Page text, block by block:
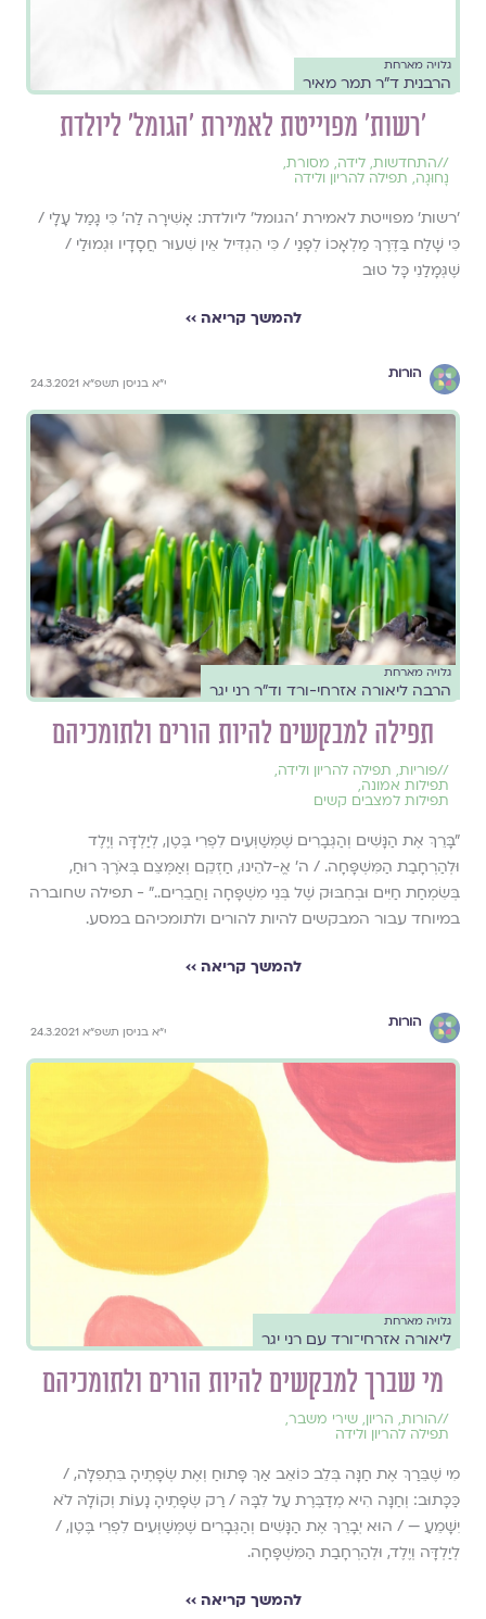
גלויה מארחת
הרבנית ד״ר תמר מאיר
'רשות' מפוייטת לאמירת 'הגומל' ליולדת
//התחדשות, לידה, מסורת,
נָחוּגָה, תפילה להריון ולידה
'רשות' מפוייטת לאמירת 'הגומל' ליולדת: אָשִׁירָה לַה' כִּי גָמַל עָלָי /
כִּי שָׁלַח בַּדֶּרֶךְ מַלְאָכוֹ לְפָנַי / כִּי הִגְדִּיל אֵין שִׁעוּר חֲסָדָיו וּגְמוּלַי /
שֶׁגְּמָלַנִי כָּל טוּב
להמשך קריאה ››
הורות
י"א בניסן תשפ"א 24.3.2021
גלויה מארחת
הרבה ליאורה אזרחי-ורד וד"ר רני יגר
תפילה למבקשים להיות הורים ולתומכיהם
//פוריות, תפילה להריון ולידה,
תפילות אמונה,
תפילות למצבים קשים
"בָּרֵךְ אֶת הַנָּשִׁים וְהַגְּבָרִים שֶׁמְּשַׁוְּעִים לִפְרִי בֶּטֶן, לְיַלְדָּה וְיֶלֶד
וּלְהַרְחָבַת הַמִּשְׁפָּחָה. / ה’ אֱ-לֹהֵינוּ, חַזְּקֵם וְאַמְּצֵם בְּאֹרֶךְ רוּחַ,
בְּשִׂמְחַת חַיִּים וּבְחִבּוּק שֶׁל בְּנֵי מִשְׁפָּחָה וַחֲבֵרִים.." - תפילה שחוברה
במיוחד עבור המבקשים להיות להורים ולתומכיהם במסע.
להמשך קריאה ››
הורות
י"א בניסן תשפ"א 24.3.2021
גלויה מארחת
ליאורה אזרחי־ורד עם רני יגר
מי שברך למבקשים להיות הורים ולתומכיהם
//הורות, הריון, שירי משבר,
תפילה להריון ולידה
מִי שֶׁבֵּרַךְ אֶת חַנָּה בְּלֵב כּוֹאֵב אַךְ פָּתוּחַ וְאֶת שְׂפָתֶיהָ בִּתְפִלָּה, /
כַּכָּתוּב: וְחַנָּה הִיא מְדַבֶּרֶת עַל לִבָּהּ / רַק שְׂפָתֶיהָ נָעוֹת וְקוֹלָהּ לֹא
יִשָּׁמֵעַ — / הוּא יְבָרֵךְ אֶת הַנָּשִׁים וְהַגְּבָרִים שֶׁמְּשַׁוְּעִים לִפְרִי בֶּטֶן, /
לְיַלְדָּה וְיֶלֶד, וּלְהַרְחָבַת הַמִּשְׁפָּחָה.
להמשך קריאה ››